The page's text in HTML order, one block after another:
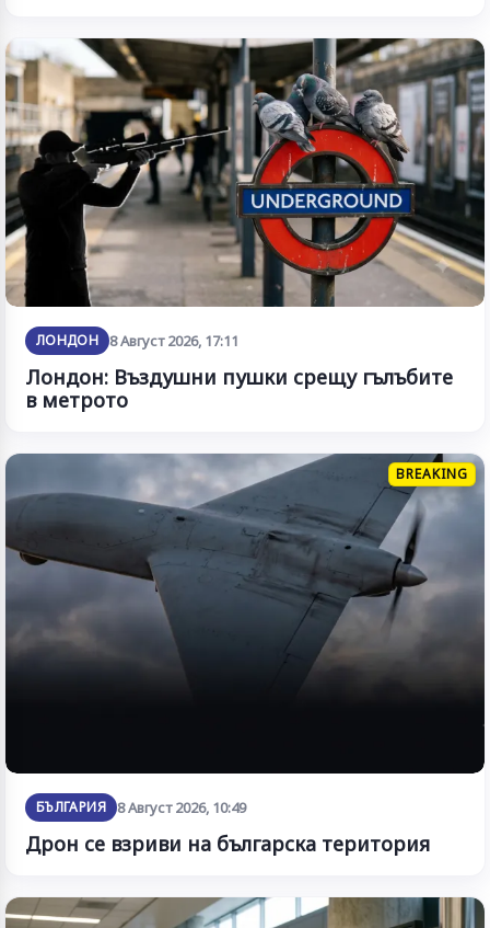
ЛОНДОН 8 Август 2026, 17:11
Лондон: Въздушни пушки срещу гълъбите
в метрото
BREAKING
БЪЛГАРИЯ 8 Август 2026, 10:49
Дрон се взриви на българска територия